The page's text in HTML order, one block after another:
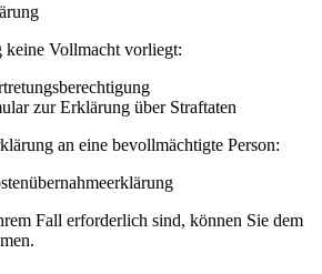
keine Vollmacht vorliegt:
zur Erklärung über Straftaten
an eine bevollmächtigte Person:
Fall erforderlich sind, können Sie dem